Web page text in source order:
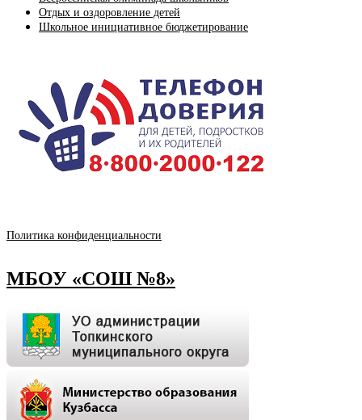
Отдых и оздоровление детей
Школьное инициативное бюджетирование
Политика конфиденциальности
МБОУ «СОШ №8»